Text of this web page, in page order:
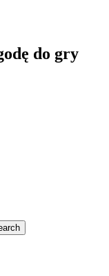
do gry